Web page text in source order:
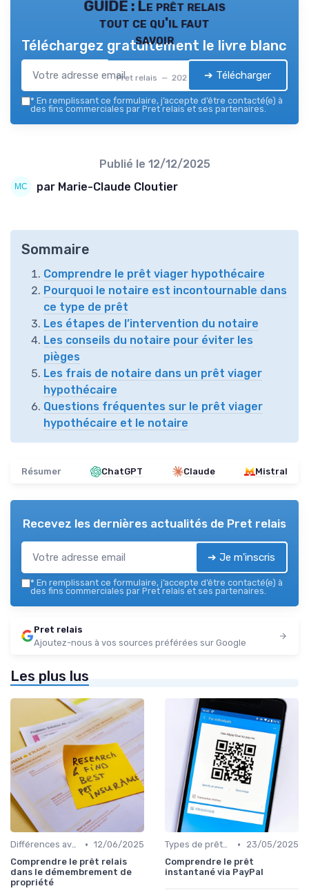
GUIDE : Le prêt relais
tout ce qu'il faut
savoir
Pret relais — 2026
Téléchargez gratuitement le livre blanc
➔ Télécharger
* En remplissant ce formulaire, j’accepte d’être contacté(e) à
des fins commerciales par Pret relais et ses partenaires.
Publié le 12/12/2025
par Marie-Claude Cloutier
Sommaire
Comprendre le prêt viager hypothécaire
Pourquoi le notaire est incontournable dans
ce type de prêt
Les étapes de l’intervention du notaire
Les conseils du notaire pour éviter les
pièges
Les frais de notaire dans un prêt viager
hypothécaire
Questions fréquentes sur le prêt viager
hypothécaire et le notaire
Résumer ChatGPT Claude Mistral
Recevez les dernières actualités de Pret relais
➔ Je m'inscris
* En remplissant ce formulaire, j’accepte d’être contacté(e) à
des fins commerciales par Pret relais et ses partenaires.
Pret relais
Ajoutez-nous à vos sources préférées sur Google
Les plus lus
Différences avec d'autres prêts immobiliers • 12/06/2025
Comprendre le prêt relais
dans le démembrement de
propriété
Types de prêts relais •
23/05/2025
Comprendre le prêt
instantané via PayPal